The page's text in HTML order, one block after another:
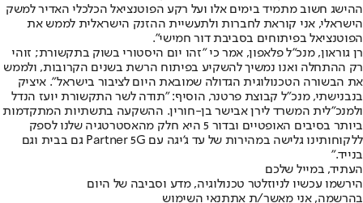
ההישג חשוב מתמיד בימים אלו ועל רקע הפוטנציאל הכלכלי האדיר למשק
הישראלי, אני קוראת לחברות ולתעשיית ההזנק הישראלית לממש את
הפוטנציאל בפיתוחים בסביבת דור חמישי".
רן גוראון, מנכ"ל פלאפון, אמר כי ״זהו יום היסטורי בשוק בתקשורת; זוהי
רק ההתחלה ואנו נמשיך להשקיע בפיתוח הרשת בשנים הקרובות, ולממש
את הבשורה הטכנולוגית הגדולה שמובאת היום לציבור בישראל״. איציק
בנבנישתי, מנכ"ל קבוצת פרטנר, הוסיף: "תודה לשר התקשורת יועז הנדל
ולמנכ"לית המשרד לירן אבישר בן-חורין. ההשקעה בתשתיות המתקדמות
ביותר בסיבים האופטיים ובדור 5 היא חלק מהאסטרטגיה שלנו לספק
ללקוחותינו גלישה במהירות של עד ג'יגה עם Partner 5G גם בבית וגם
בנייד.״
העתיד, במייל שלכם
הירשמו עכשיו לניוזלטר טכנולוגיה, מדע וסביבה של היום
בהרשמה, אני מאשר/ת אתתנאי השימוש